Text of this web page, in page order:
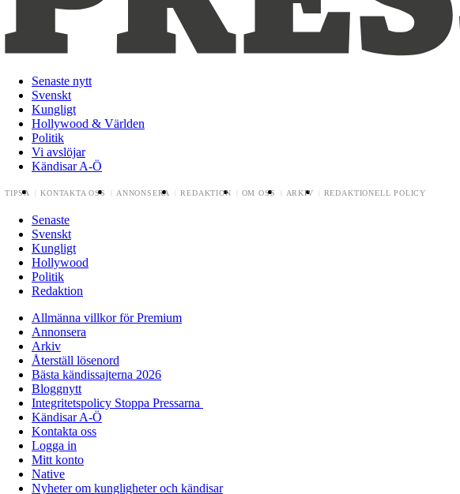
Senaste nytt
Svenskt
Kungligt
Hollywood & Världen
Politik
Vi avslöjar
Kändisar A-Ö
TIPSA KONTAKTA OSS ANNONSERA REDAKTION OM OSS ARKIV REDAKTIONELL POLICY
Senaste
Svenskt
Kungligt
Hollywood
Politik
Redaktion
Allmänna villkor för Premium
Annonsera
Arkiv
Återställ lösenord
Bästa kändissajterna 2026
Bloggnytt
Integritetspolicy Stoppa Pressarna
Kändisar A-Ö
Kontakta oss
Logga in
Mitt konto
Native
Nyheter om kungligheter och kändisar